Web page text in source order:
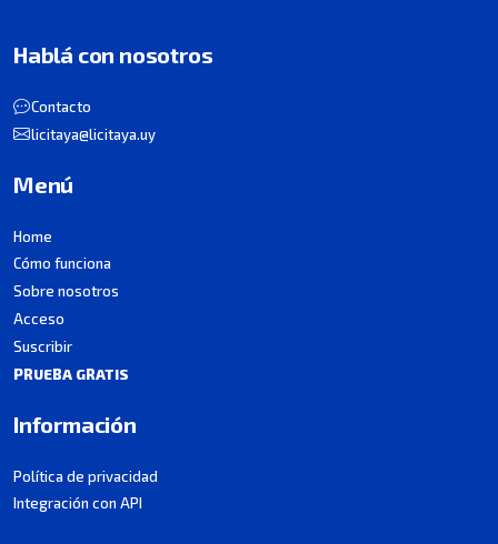
Hablá con nosotros
Contacto
licitaya@licitaya.uy
Menú
Home
Cómo funciona
Sobre nosotros
Acceso
Suscribir
PRUEBA GRATIS
Información
Política de privacidad
Integración con API